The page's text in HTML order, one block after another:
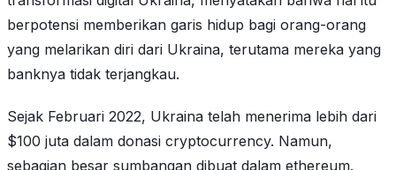
berpotensi memberikan garis hidup bagi orang-orang
yang melarikan diri dari Ukraina, terutama mereka yang
banknya tidak terjangkau.
Sejak Februari 2022, Ukraina telah menerima lebih dari
$100 juta dalam donasi cryptocurrency. Namun,
sebagian besar sumbangan dibuat dalam ethereum.